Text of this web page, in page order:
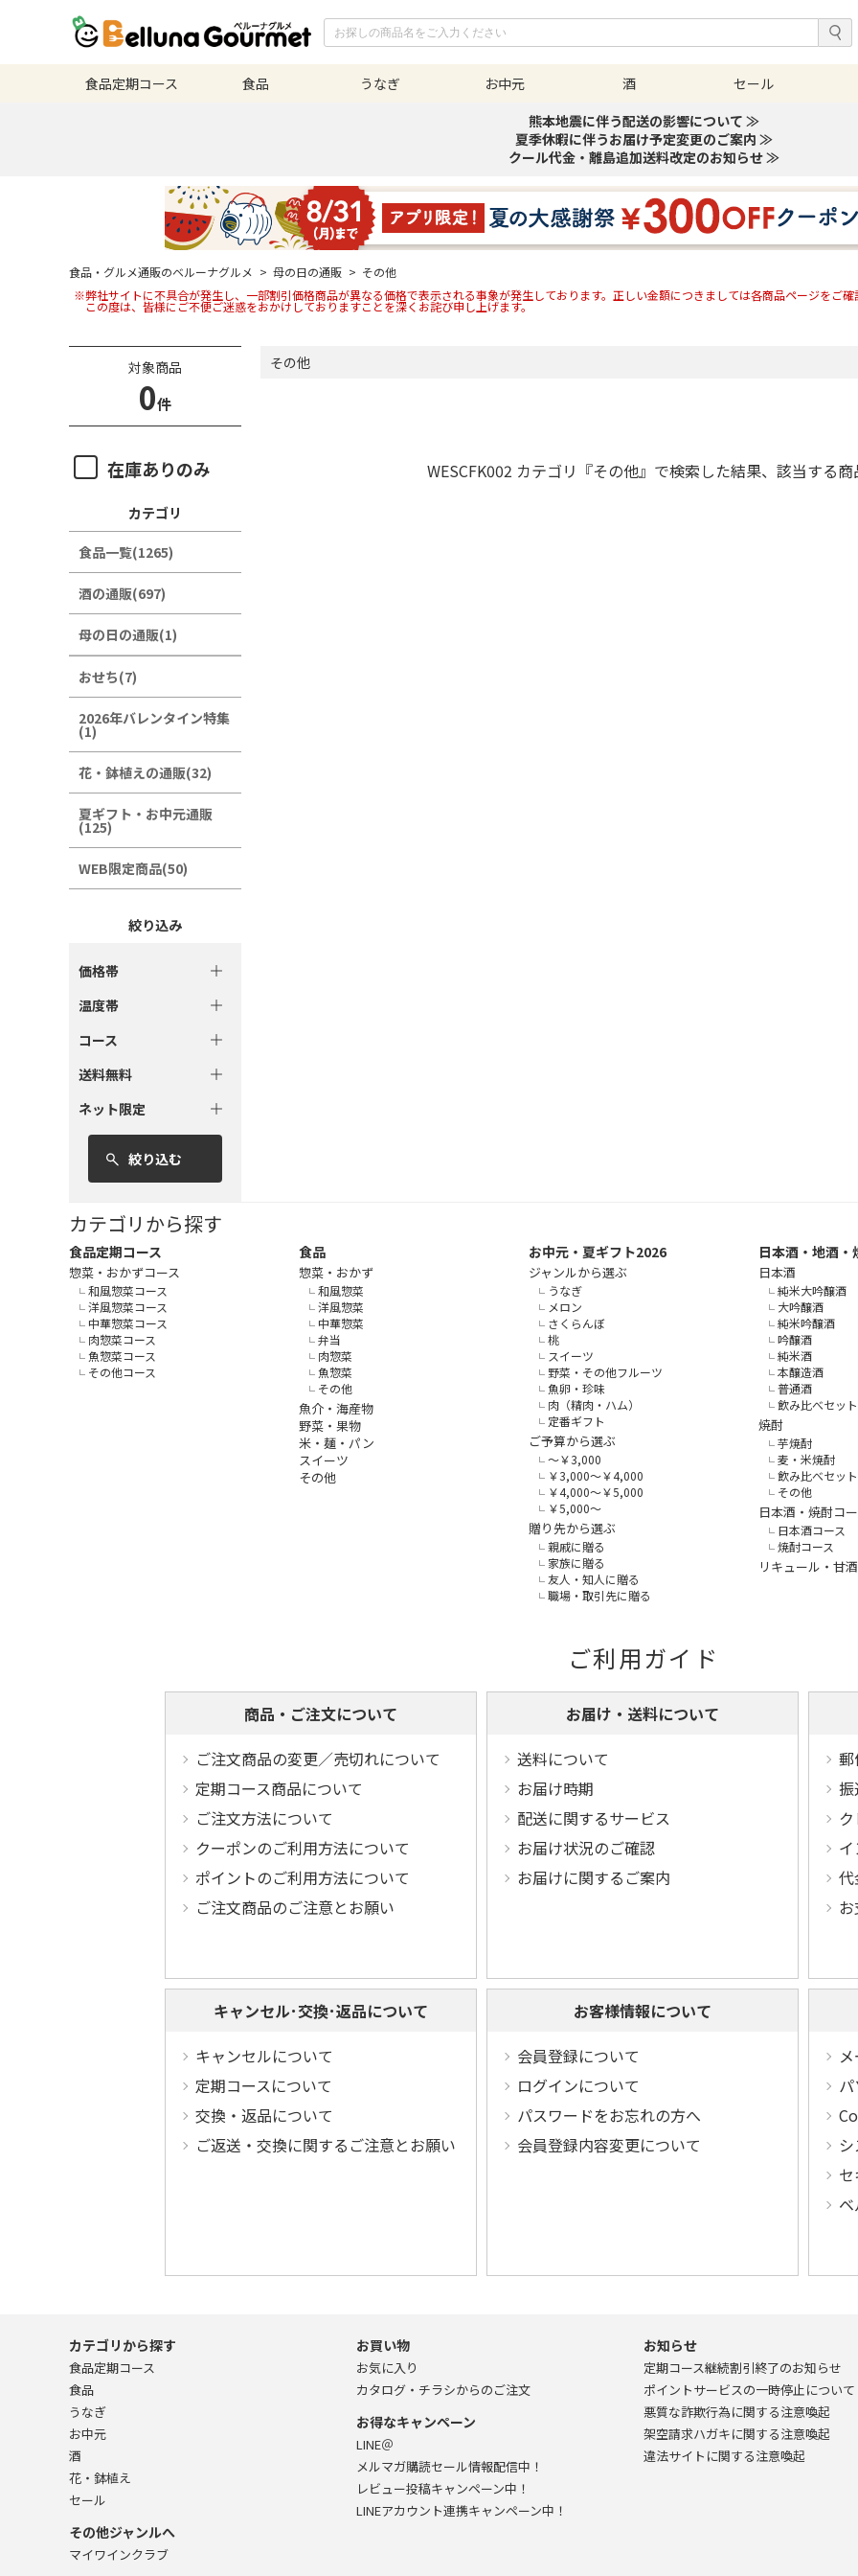
食品定期コース 食品 うなぎ お中元 酒
セール
熊本地震に伴う配送の影響について ≫
夏季休暇に伴うお届け予定変更のご案内 ≫
クール代金・離島追加送料改定のお知らせ ≫
食品・グルメ通販のベルーナグルメ > 母の日の通販 > その他
※弊社サイトに不具合が発生し、一部割引価格商品が異なる価格で表示される事象が発生しております。正しい金額につきましては各商品ページをご確
この度は、皆様にご不便ご迷惑をおかけしておりますことを深くお詫び申し上げます。
対象商品
0件
在庫ありのみ
カテゴリ
食品一覧(1265)
酒の通販(697)
母の日の通販(1)
おせち(7)
2026年バレンタイン特集
(1)
花・鉢植えの通販(32)
夏ギフト・お中元通販
(125)
WEB限定商品(50)
絞り込み
価格帯
温度帯
コース
送料無料
ネット限定
絞り込む
その他
WESCFK002 カテゴリ『その他』で検索した結果、該当する商
カテゴリから探す
食品定期コース
惣菜・おかずコース
和風惣菜コース
洋風惣菜コース
中華惣菜コース
肉惣菜コース
魚惣菜コース
その他コース
食品
惣菜・おかず
和風惣菜
洋風惣菜
中華惣菜
弁当
肉惣菜
魚惣菜
その他
魚介・海産物
野菜・果物
米・麺・パン
スイーツ
その他
お中元・夏ギフト2026
ジャンルから選ぶ
うなぎ
メロン
さくらんぼ
桃
スイーツ
野菜・その他フルーツ
魚卵・珍味
肉（精肉・ハム）
定番ギフト
ご予算から選ぶ
～￥3,000
￥3,000～￥4,000
￥4,000～￥5,000
￥5,000～
贈り先から選ぶ
親戚に贈る
家族に贈る
友人・知人に贈る
職場・取引先に贈る
日本酒・地酒・
日本酒
純米大吟醸酒
大吟醸酒
純米吟醸酒
吟醸酒
純米酒
本醸造酒
普通酒
飲み比べセット
焼酎
芋焼酎
麦・米焼酎
飲み比べセット
その他
日本酒・焼酎コ
日本酒コース
焼酎コース
リキュール・甘酒
ご利用ガイド
商品・ご注文について
ご注文商品の変更／売切れについて
定期コース商品について
ご注文方法について
クーポンのご利用方法について
ポイントのご利用方法について
ご注文商品のご注意とお願い
お届け・送料について
送料について
お届け時期
配送に関するサービス
お届け状況のご確認
お届けに関するご案内
キャンセル･交換･返品について
キャンセルについて
定期コースについて
交換・返品について
ご返送・交換に関するご注意とお願い
お客様情報について
会員登録について
ログインについて
パスワードをお忘れの方へ
会員登録内容変更について
カテゴリから探す
食品定期コース
食品
うなぎ
お中元
酒
花・鉢植え
セール
その他ジャンルへ
マイワインクラブ
お買い物
お気に入り
カタログ・チラシからのご注文
お得なキャンペーン
LINE＠
メルマガ購読セール情報配信中！
レビュー投稿キャンペーン中！
LINEアカウント連携キャンペーン中！
お知らせ
定期コース継続割引終了のお知らせ
ポイントサービスの一時停止について
悪質な詐欺行為に関する注意喚起
架空請求ハガキに関する注意喚起
違法サイトに関する注意喚起